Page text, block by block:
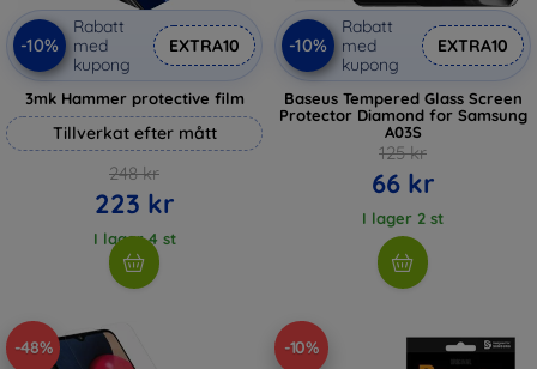
-10%
Rabatt
med
kupong
EXTRA10
3mk Hammer protective film
Tillverkat efter mått
248 kr
223 kr
I lager 4 st
-10%
Rabatt
med
kupong
EXTRA10
Baseus Tempered Glass Screen
Protector Diamond for Samsung
A03S
125 kr
66 kr
I lager 2 st
-48% -10%